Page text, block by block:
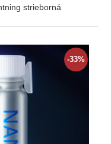
strieborná
-33%